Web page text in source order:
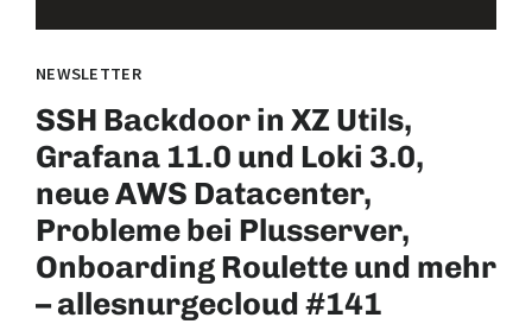
NEWSLETTER
SSH Backdoor in XZ Utils,
Grafana 11.0 und Loki 3.0,
neue AWS Datacenter,
Probleme bei Plusserver,
Onboarding Roulette und mehr
– allesnurgecloud #141